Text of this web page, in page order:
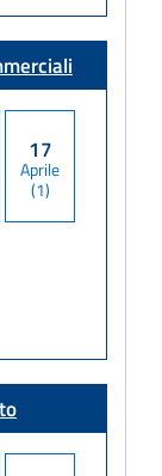
17
Aprile
(1)